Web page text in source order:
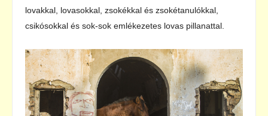
lovakkal, lovasokkal, zsokékkal és zsokétanulókkal,
csikósokkal és sok-sok emlékezetes lovas pillanattal.